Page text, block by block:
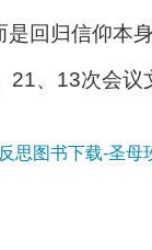
是回归信仰本
21、13次会
思图书下载-圣母